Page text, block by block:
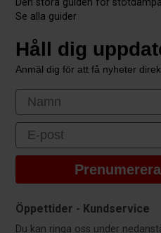
Den stora guiden för
Se alla guider
Håll dig
Anmäl dig för att få nyheter
First Name
Email
Prenumerera
Öppettider - Kundservice
Du kan ringa oss under